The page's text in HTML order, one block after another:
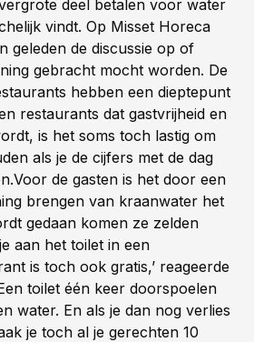
deel betalen voor water
vindt. Op Misset Horeca
geleden de discussie op of
gebracht mocht worden. De
hebben een dieptepunt
restaurants dat gastvrijheid en
is het soms toch lastig om
als je de cijfers met de dag
de gasten is het door een
brengen van kraanwater het
gedaan komen ze zelden
aan het toilet in een
is toch ook gratis,’ reageerde
toilet één keer doorspoelen
water. En als je dan nog verlies
je toch al je gerechten 10